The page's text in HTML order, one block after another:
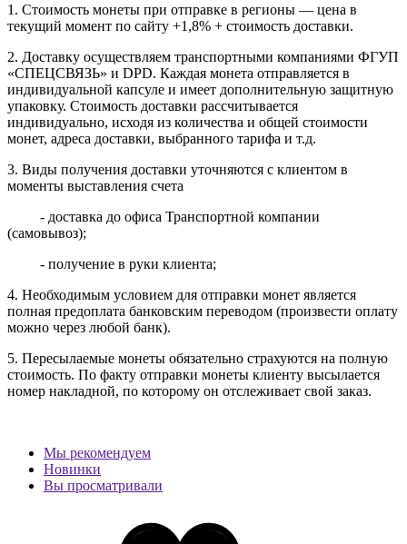
1. Стоимость монеты при отправке в регионы — цена в
текущий момент по сайту +1,8% + стоимость доставки.
2. Доставку осуществляем транспортными компаниями ФГУП
«СПЕЦСВЯЗЬ» и DPD. Каждая монета отправляется в
индивидуальной капсуле и имеет дополнительную защитную
упаковку. Стоимость доставки рассчитывается
индивидуально, исходя из количества и общей стоимости
монет, адреса доставки, выбранного тарифа и т.д.
3. Виды получения доставки уточняются с клиентом в
моменты выставления счета
- доставка до офиса Транспортной компании
(самовывоз);
- получение в руки клиента;
4. Необходимым условием для отправки монет является
полная предоплата банковским переводом (произвести оплату
можно через любой банк).
5. Пересылаемые монеты обязательно страхуются на полную
стоимость. По факту отправки монеты клиенту высылается
номер накладной, по которому он отслеживает свой заказ.
Мы рекомендуем
Новинки
Вы просматривали